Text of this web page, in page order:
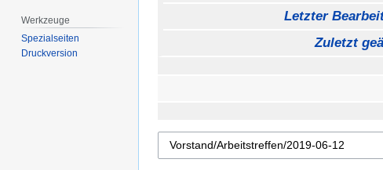
Letzter
Zuletzt
Werkzeuge
Spezialseiten
Druckversion